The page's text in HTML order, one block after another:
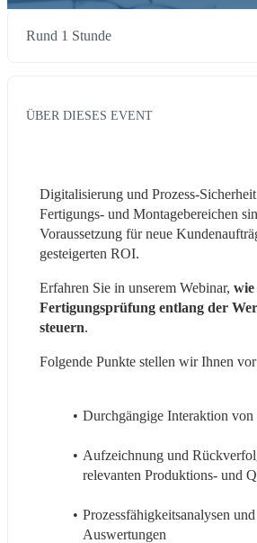
Rund 1 Stunde
ÜBER DIESES EVENT
Digitalisierung und Prozess-
Fertigungs- und Montagebereichen
Voraussetzung für neue
gesteigerten ROI.
Erfahren Sie in unserem Webinar, wie
Fertigungsprüfung entlang der
steuern.
Folgende Punkte stellen wir Ihnen
Durchgängige Interaktion
Aufzeichnung und
relevanten Produktions- und
Prozessfähigkeitsanalysen
Auswertungen